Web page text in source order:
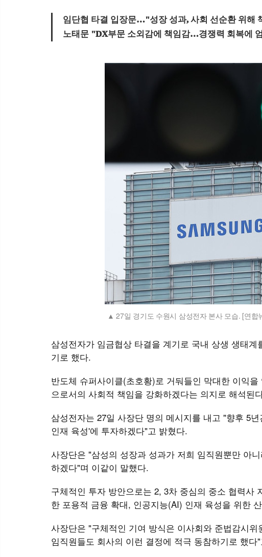
임단협 타결 입장문…"성장 성과, 사회 선순환 위해
노태문 "DX부문 소외감에 책임감…경쟁력 회복에
27일 경기도 수원시 삼성전자 본사 모습. [연합
삼성전자가 임금협상 타결을 계기로 국내 상생 생태
기로 했다.
반도체 슈퍼사이클(초호황)로 거둬들인 막대한 이익
으로서의 사회적 책임을 강화하겠다는 의지로 해석된
삼성전자는 27일 사장단 명의 메시지를 내고 "향후 5
인재 육성'에 투자하겠다"고 밝혔다.
사장단은 "삼성의 성장과 성과가 저희 임직원뿐만 아
하겠다"며 이같이 말했다.
구체적인 투자 방안으로는 2, 3차 중심의 중소 협력사
한 포용적 금융 확대, 인공지능(AI) 인재 육성을 위한
사장단은 "구체적인 기여 방식은 이사회와 준법감시
임직원들도 회사의 이런 결정에 적극 동참하기로 했다